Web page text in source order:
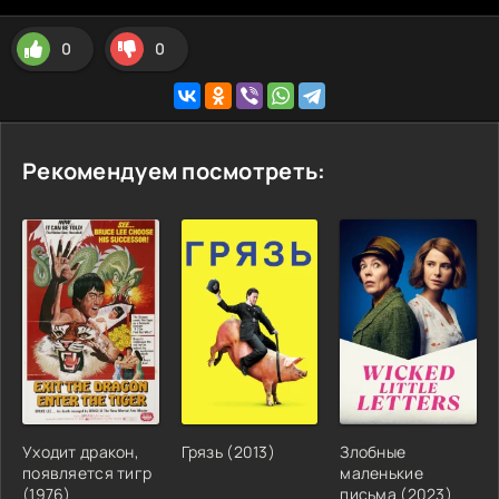
0 0
Рекомендуем посмотреть:
Уходит дракон,
появляется тигр
(1976)
Грязь (2013)
Злобные
маленькие
письма (2023)